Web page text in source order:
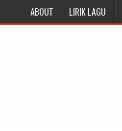
ABOUT LIRIK LAGU